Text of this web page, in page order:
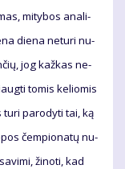
mi­ty­bos ana­li­
die­na ne­tu­ri nu­
jog kaž­kas ne­
to­mis ke­lio­mis
tu­ri pa­ro­dy­ti tai, ką
čem­pio­na­tų nu­
ži­no­ti, kad